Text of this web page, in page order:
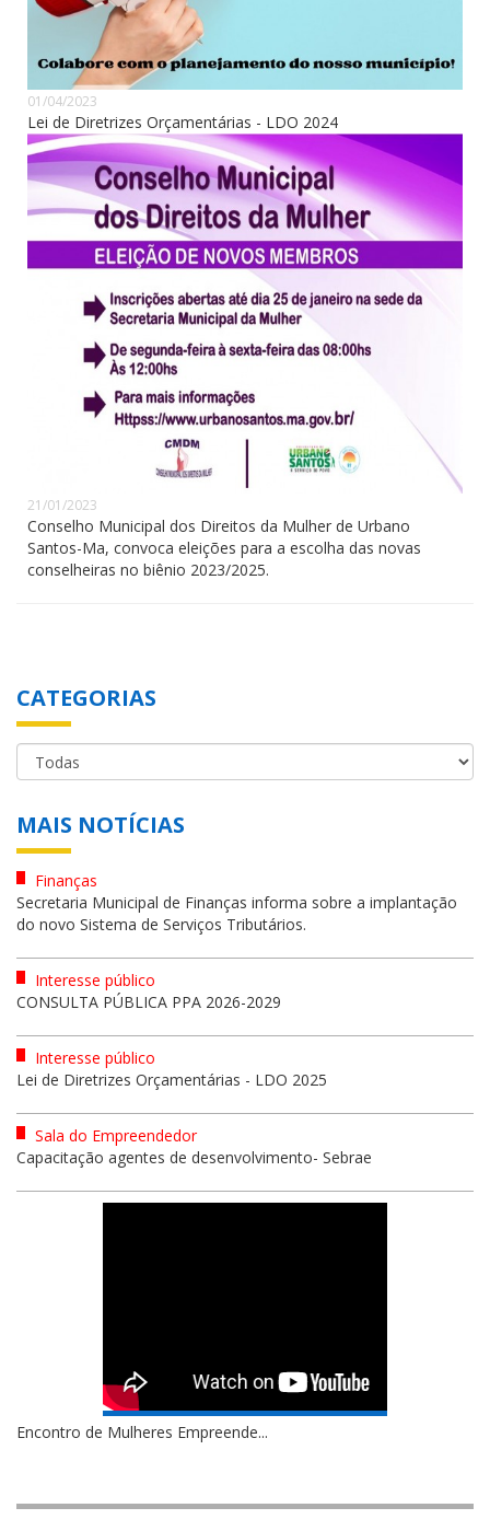
01/04/2023
Lei de Diretrizes Orçamentárias - LDO 2024
21/01/2023
Conselho Municipal dos Direitos da Mulher de Urbano
Santos-Ma, convoca eleições para a escolha das novas
conselheiras no biênio 2023/2025.
CATEGORIAS
MAIS NOTÍCIAS
Finanças
Secretaria Municipal de Finanças informa sobre a implantação
do novo Sistema de Serviços Tributários.
Interesse público
CONSULTA PÚBLICA PPA 2026-2029
Interesse público
Lei de Diretrizes Orçamentárias - LDO 2025
Sala do Empreendedor
Capacitação agentes de desenvolvimento- Sebrae
Encontro de Mulheres Empreende...